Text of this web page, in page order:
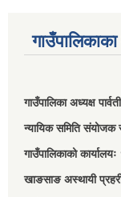
गाउँपालिका अध्यक्ष
न्यायिक समिति
गाउँपालिकाको
खाङसाङ अस्थायी